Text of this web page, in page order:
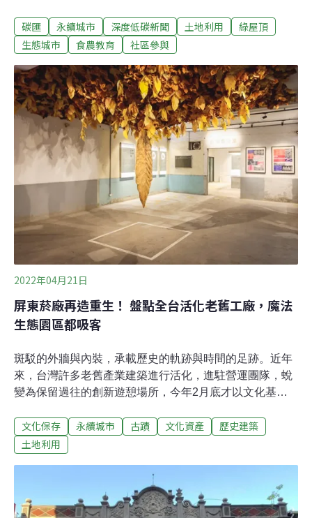
市裡。「支持農耕是有票的」都市農耕網發言人楊志彬說
道。都市人口擴張 城市裡的農耕政策需求 更將是未來重要
的德行繽紛農園，民間社群「都市農耕網」邀集食農教育
工作者、親子農耕推動者、在地里民、高中生、教師以及
數個民間團體，舉辦「打造全齡農耕的都市，跨齡市民耕
種者共同發聲」記者會，要向縣市首長選舉候選人，傳達
民間對都市農耕的未來擘畫與藍圖。都市農耕在台灣推動
已有超過十年以上的歷史，不過早期是以分隔近郊農業土
地，租賃給有種植需求的民眾來發展市民農園。自2014年
開始，幾位都市農耕參與者、非營利組織工作者，提出在
都市裡以「社區」為尺度，
碳匯 永續城市 深度低碳新聞 土地利用
綠屋頂
生態城市
食農教育 社區參與
2022年04月21日
屏東菸廠再造重生！ 盤點全台活化老舊工廠，魔法
生態園區都吸客
斑駁的外牆與內裝，承載歷史的軌跡與時間的足跡。近年
來，台灣許多老舊產業建築進行活化，進駐營運團隊，蛻
變為保留過往的創新遊憩場所，今年2月底才以文化基地
除了屏東菸廠，《城市學》盤點台灣許多經過巧手活化的
菸廠、糖廠，踏入這些廠區的土地，歷經那段風光的回
鼓」的震撼鼓聲以及伴隨節奏翩翩起舞的表演者，穿梭屏
菸的通道，演出作品「時間長河」，獨特的沉浸式劇場體
驗，宣告已有86年歷史的屏菸以文化基地的形式重生，身
文化保存 永續城市 古蹟 文化資產
歷史建築
土地利用